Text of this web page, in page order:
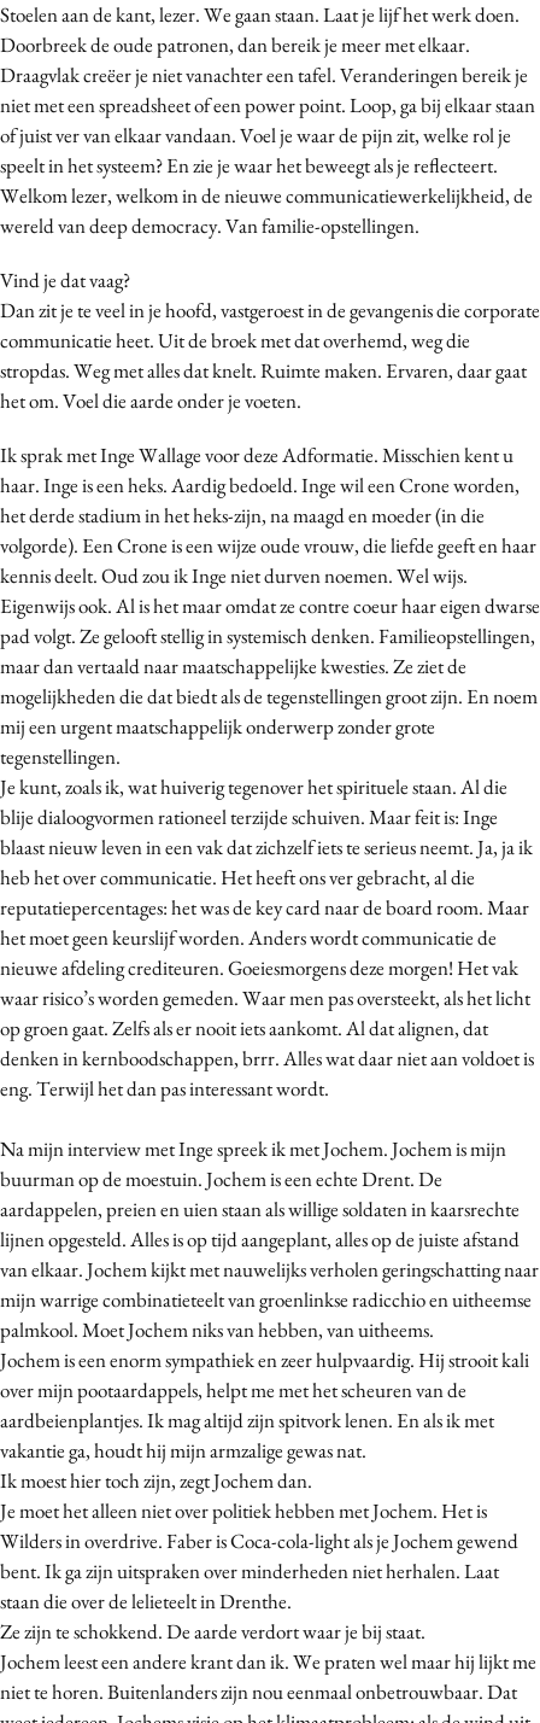
Topics
Artificial Intelligence
Bureaus
Campagnes
Carriere
Contentmarketing
Craft
Customer Experience
Data & Insights
Design
Digital transformation
Diversiteit
Effectiviteit
Gedragsverandering
Influencer marketing
Interne communicatie
Martech
Media
Merkstrategie
PR
Programmatic
Purpose Marketing
Reputatie & crisis
Stoelen aan de kant, lezer. We gaan staan. Laat je lijf het werk doen.
Doorbreek de oude patronen, dan bereik je meer met elkaar.
Draagvlak creëer je niet vanachter een tafel. Veranderingen bereik je
niet met een spreadsheet of een power point. Loop, ga bij elkaar staan
of juist ver van elkaar vandaan. Voel je waar de pijn zit, welke rol je
speelt in het systeem? En zie je waar het beweegt als je reflecteert.
Welkom lezer, welkom in de nieuwe communicatiewerkelijkheid, de
wereld van deep democracy. Van familie-opstellingen.
Vind je dat vaag?
Dan zit je te veel in je hoofd, vastgeroest in de gevangenis die corporate
communicatie heet. Uit de broek met dat overhemd, weg die
stropdas. Weg met alles dat knelt. Ruimte maken. Ervaren, daar gaat
het om. Voel die aarde onder je voeten.
Ik sprak met Inge Wallage voor deze Adformatie. Misschien kent u
haar. Inge is een heks. Aardig bedoeld. Inge wil een Crone worden,
het derde stadium in het heks-zijn, na maagd en moeder (in die
volgorde). Een Crone is een wijze oude vrouw, die liefde geeft en haar
kennis deelt. Oud zou ik Inge niet durven noemen. Wel wijs.
Eigenwijs ook. Al is het maar omdat ze contre coeur haar eigen dwarse
pad volgt. Ze gelooft stellig in systemisch denken. Familieopstellingen,
maar dan vertaald naar maatschappelijke kwesties. Ze ziet de
mogelijkheden die dat biedt als de tegenstellingen groot zijn. En noem
mij een urgent maatschappelijk onderwerp zonder grote
tegenstellingen.
Je kunt, zoals ik, wat huiverig tegenover het spirituele staan. Al die
blije dialoogvormen rationeel terzijde schuiven. Maar feit is: Inge
blaast nieuw leven in een vak dat zichzelf iets te serieus neemt. Ja, ja ik
heb het over communicatie. Het heeft ons ver gebracht, al die
reputatiepercentages: het was de key card naar de board room. Maar
het moet geen keurslijf worden. Anders wordt communicatie de
nieuwe afdeling crediteuren. Goeiesmorgens deze morgen! Het vak
waar risico’s worden gemeden. Waar men pas oversteekt, als het licht
op groen gaat. Zelfs als er nooit iets aankomt. Al dat alignen, dat
denken in kernboodschappen, brrr. Alles wat daar niet aan voldoet is
eng. Terwijl het dan pas interessant wordt.
Na mijn interview met Inge spreek ik met Jochem. Jochem is mijn
buurman op de moestuin. Jochem is een echte Drent. De
aardappelen, preien en uien staan als willige soldaten in kaarsrechte
lijnen opgesteld. Alles is op tijd aangeplant, alles op de juiste afstand
van elkaar. Jochem kijkt met nauwelijks verholen geringschatting naar
mijn warrige combinatieteelt van groenlinkse radicchio en uitheemse
palmkool. Moet Jochem niks van hebben, van uitheems.
Jochem is een enorm sympathiek en zeer hulpvaardig. Hij strooit kali
over mijn pootaardappels, helpt me met het scheuren van de
aardbeienplantjes. Ik mag altijd zijn spitvork lenen. En als ik met
vakantie ga, houdt hij mijn armzalige gewas nat.
Ik moest hier toch zijn, zegt Jochem dan.
Je moet het alleen niet over politiek hebben met Jochem. Het is
Wilders in overdrive. Faber is Coca-cola-light als je Jochem gewend
bent. Ik ga zijn uitspraken over minderheden niet herhalen. Laat
staan die over de lelieteelt in Drenthe.
Ze zijn te schokkend. De aarde verdort waar je bij staat.
Jochem leest een andere krant dan ik. We praten wel maar hij lijkt me
niet te horen. Buitenlanders zijn nou eenmaal onbetrouwbaar. Dat